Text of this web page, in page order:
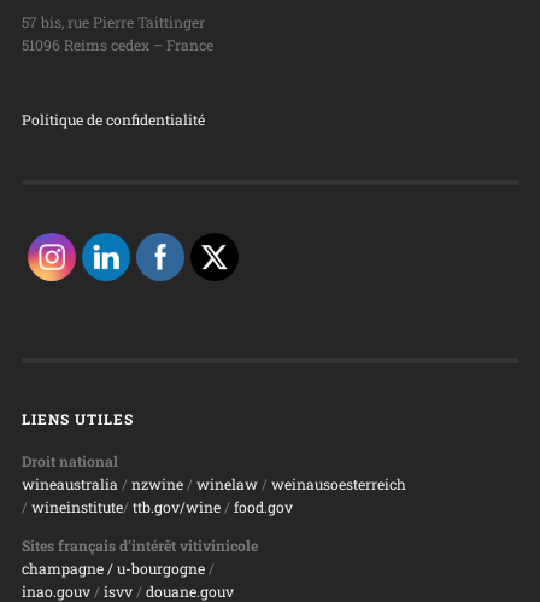
57 bis, rue Pierre Taittinger
51096 Reims cedex – France
Politique de confidentialité
LIENS UTILES
Droit national
wineaustralia/ nzwine/ winelaw/ weinausoesterreich
/ wineinstitute/ ttb.gov/wine/ food.gov
Sites français d’intérêt vitivinicole
champagne/ u-bourgogne/
inao.gouv/ isvv/ douane.gouv